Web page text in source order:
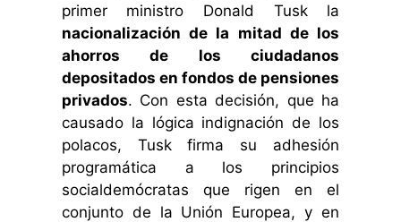
primer ministro Donald Tusk la
nacionalización de la mitad de los
ahorros de los ciudadanos
depositados en fondos de pensiones
privados. Con esta decisión, que ha
causado la lógica indignación de los
polacos, Tusk firma su adhesión
programática a los principios
socialdemócratas que rigen en el
conjunto de la Unión Europea, y en